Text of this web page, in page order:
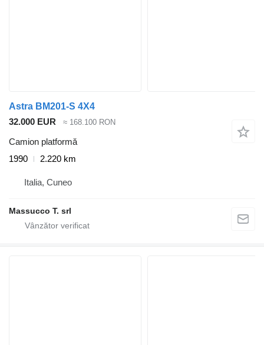
Astra BM201-S 4X4
32.000 EUR
≈ 168.100 RON
Camion platformă
1990
2.220 km
Italia, Cuneo
Massucco T. srl